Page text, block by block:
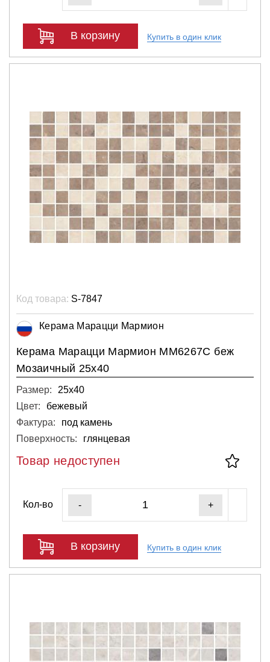
В корзину Купить в один клик
Код товара: S-7847
Керама Марацци Мармион
Керама Марацци Мармион MM6267C беж
Мозаичный 25х40
Размер:
25х40
Цвет:
бежевый
Фактура:
под камень
Поверхность:
глянцевая
Товар недоступен
Кол-во - +
В корзину Купить в один клик